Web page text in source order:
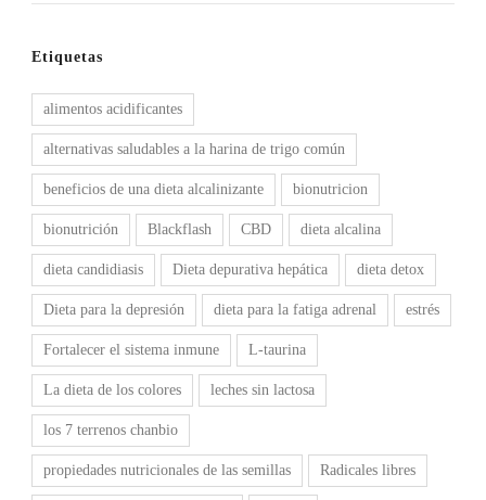
Etiquetas
alimentos acidificantes
alternativas saludables a la harina de trigo común
beneficios de una dieta alcalinizante bionutricion
bionutrición Blackflash CBD dieta alcalina
dieta candidiasis Dieta depurativa hepática dieta detox
Dieta para la depresión dieta para la fatiga adrenal estrés
Fortalecer el sistema inmune L-taurina
La dieta de los colores leches sin lactosa
los 7 terrenos chanbio
propiedades nutricionales de las semillas Radicales libres